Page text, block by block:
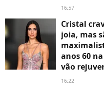
16:57
Cristal
joia, mas
anos 60
vão
16:22